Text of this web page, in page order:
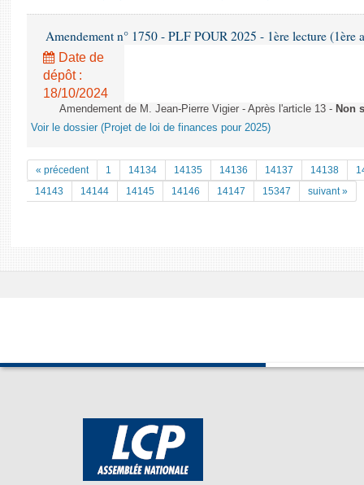
Amendement n° 1750 - PLF POUR 2025 - 1ère lecture (1ère
Date de
dépôt :
18/10/2024
Amendement de M. Jean-Pierre Vigier - Après l'article 13 - Non
Voir le dossier (Projet de loi de finances pour 2025)
« précedent 1 14134 14135 14136 14137 14138
14143
14144 14145 14146 14147 15347 suivant »